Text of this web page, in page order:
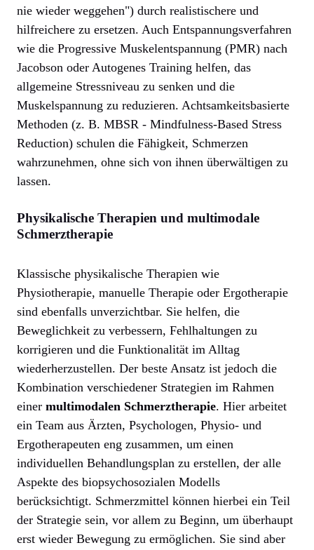
nie wieder weggehen") durch realistischere und
hilfreichere zu ersetzen. Auch Entspannungsverfahren
wie die Progressive Muskelentspannung (PMR) nach
Jacobson oder Autogenes Training helfen, das
allgemeine Stressniveau zu senken und die
Muskelspannung zu reduzieren. Achtsamkeitsbasierte
Methoden (z. B. MBSR - Mindfulness-Based Stress
Reduction) schulen die Fähigkeit, Schmerzen
wahrzunehmen, ohne sich von ihnen überwältigen zu
lassen.
Physikalische Therapien und multimodale
Schmerztherapie
Klassische physikalische Therapien wie
Physiotherapie, manuelle Therapie oder Ergotherapie
sind ebenfalls unverzichtbar. Sie helfen, die
Beweglichkeit zu verbessern, Fehlhaltungen zu
korrigieren und die Funktionalität im Alltag
wiederherzustellen. Der beste Ansatz ist jedoch die
Kombination verschiedener Strategien im Rahmen
einer multimodalen Schmerztherapie. Hier arbeitet
ein Team aus Ärzten, Psychologen, Physio- und
Ergotherapeuten eng zusammen, um einen
individuellen Behandlungsplan zu erstellen, der alle
Aspekte des biopsychosozialen Modells
berücksichtigt. Schmerzmittel können hierbei ein Teil
der Strategie sein, vor allem zu Beginn, um überhaupt
erst wieder Bewegung zu ermöglichen. Sie sind aber